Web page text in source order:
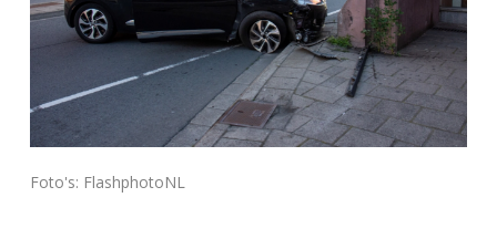
Foto's: FlashphotoNL